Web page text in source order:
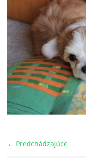
NAŠI ŠAMPIÓNI
VÝSTAVY
FOTOALBUM
NAŠI PSI
ODKAZY
← Predchádzajúce